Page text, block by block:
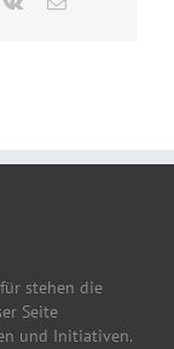
stehen die
Seite
und Initiativen.